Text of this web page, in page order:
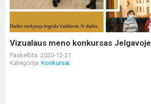
Vizualaus meno konkursas Jelgavoje
Paskelbta: 2020-12-21
Kategorija: Konkursai